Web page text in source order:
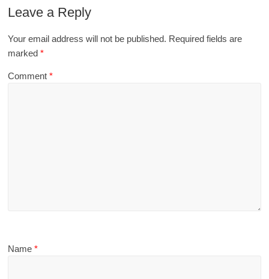
Leave a Reply
Your email address will not be published. Required fields are
marked*
Comment*
Name*